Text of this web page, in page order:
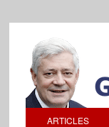
ARTICLES